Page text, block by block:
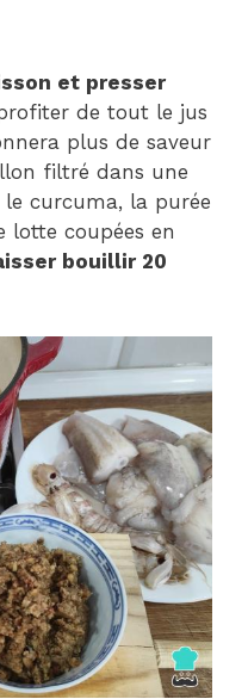
et presser
de tout le jus
plus de saveur
filtré dans une
curcuma, la purée
lotte coupées en
bouillir 20